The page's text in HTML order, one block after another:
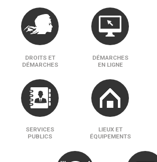
DROITS ET
DÉMARCHES
DÉMARCHES
EN LIGNE
SERVICES
PUBLICS
LIEUX ET
ÉQUIPEMENTS